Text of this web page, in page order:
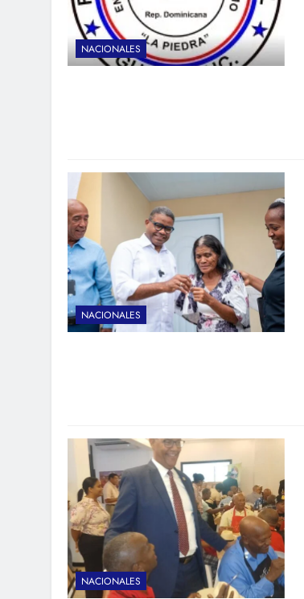
NACIONALES
NACIONALES
NACIONALES